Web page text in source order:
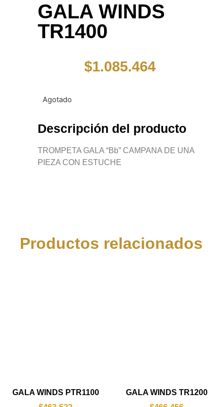
GALA WINDS
TR1400
$1.085.464
Agotado
Descripción del producto
TROMPETA GALA “Bb” CAMPANA DE UNA
PIEZA CON ESTUCHE
Productos relacionados
GALA WINDS PTR1100 GALA WINDS TR1200